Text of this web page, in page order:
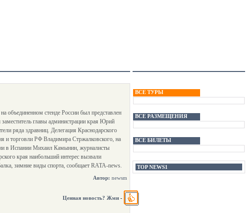
стенде России был представлен
главы администрации края Юрий
ряда здравниц. Делегация Краснодарского
и торговли РФ Владимира Стржалковского, на
в Испании Михаил Камынин, журналисты
края наибольший интерес вызвали
зимние виды спорта, сообщает RATA-news.
Автор: newsm
Ценная новость? Жми -
ВСЕ ТУРЫ
ВСЕ РАЗМЕЩЕНИЯ
ВСЕ БИЛЕТЫ
TOP NEWS1